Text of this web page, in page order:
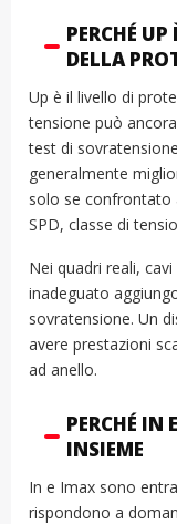
PERCHÉ
DELLA
Up è il livello di
tensione può
test di
generalmente
solo se confrontato
SPD, classe di
Nei quadri reali,
inadeguato
sovratensione. Un
avere prestazioni
ad anello.
PERCHÉ IN
INSIEME
In e Imax sono
rispondono a